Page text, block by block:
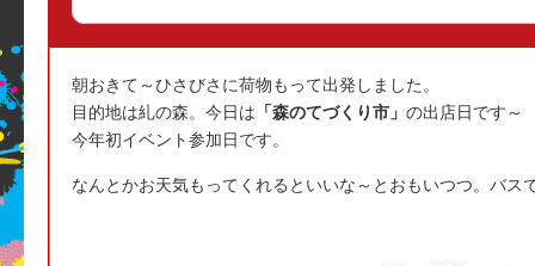
朝おきて～ひさびさに荷物もって出発しました。
目的地は糺の森。今日は 「森のてづくり市」 の出店日です～
今年初イベント参加日です。
なんとかお天気もってくれるといいな～とおもいつつ。バス